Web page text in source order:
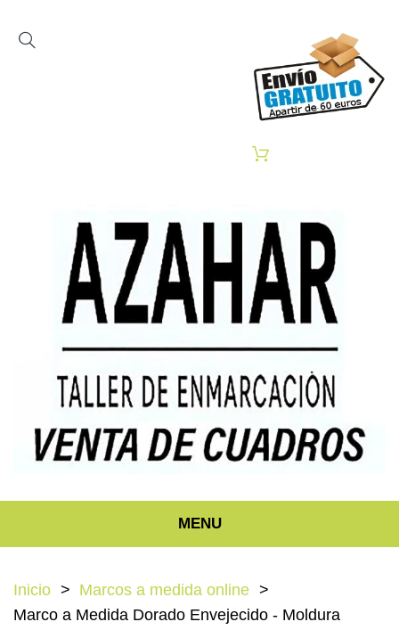
MENU
Inicio
Marcos a medida online
Marco a Medida Dorado Envejecido - Moldura